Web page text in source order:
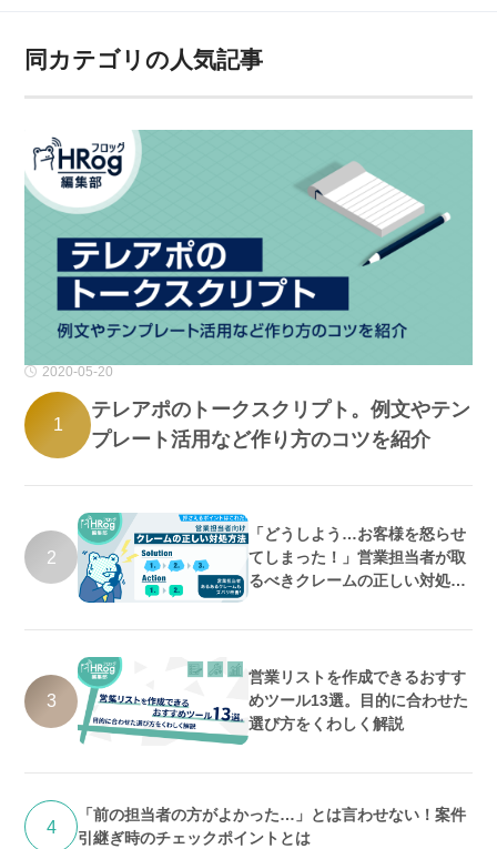
同カテゴリの人気記事
2020-05-20
1
テレアポのトークスクリプト。例文やテン
プレート活用など作り方のコツを紹介
2
「どうしよう…お客様を怒らせ
てしまった！」営業担当者が取
るべきクレームの正しい対処方
3
営業リストを作成できるおすす
めツール13選。目的に合わせた
選び方をくわしく解説
4
「前の担当者の方がよかった…」とは言わせない！案件
引継ぎ時のチェックポイントとは